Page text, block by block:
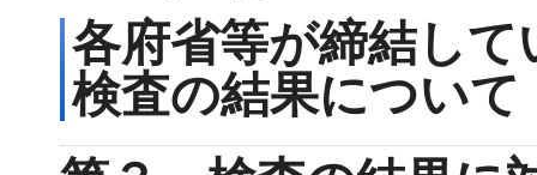
各府省等が締結し
検査の結果について